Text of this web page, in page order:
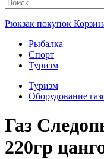
Рюкзак покупок
Рыбалка
Спорт
Туризм
Туризм
Оборудование
Газ
220гр